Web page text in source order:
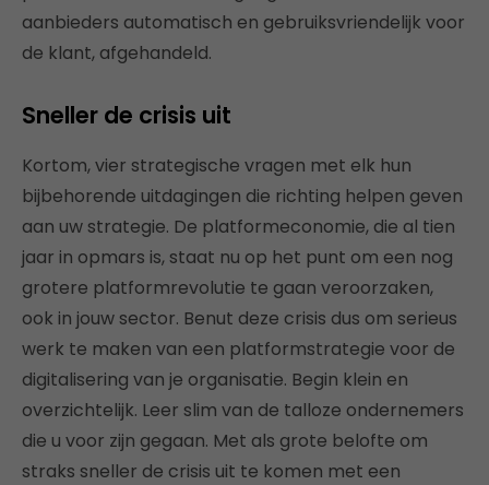
aanbieders automatisch en gebruiksvriendelijk voor
de klant, afgehandeld.
Sneller de crisis uit
Kortom, vier strategische vragen met elk hun
bijbehorende uitdagingen die richting helpen geven
aan uw strategie. De platformeconomie, die al tien
jaar in opmars is, staat nu op het punt om een nog
grotere platformrevolutie te gaan veroorzaken,
ook in jouw sector. Benut deze crisis dus om serieus
werk te maken van een platformstrategie voor de
digitalisering van je organisatie. Begin klein en
overzichtelijk. Leer slim van de talloze ondernemers
die u voor zijn gegaan. Met als grote belofte om
straks sneller de crisis uit te komen met een